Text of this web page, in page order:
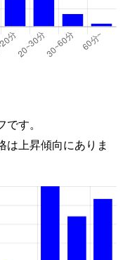
す。
は上昇傾向にありま